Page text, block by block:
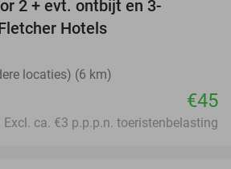
2 + evt. ontbijt en 3-
Hotels
locaties) (6 km)
€45
Excl. ca. €3 p.p.p.n. toeristenbelasting